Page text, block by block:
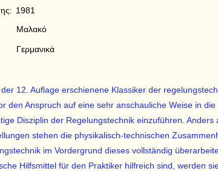
1981
Μαλακό
Γερμανικά
12. Auflage erschienene Klassiker der
den Anspruch auf eine sehr anschauliche Weise in
Disziplin der Regelungstechnik einzuführen. Anders
stehen die physikalisch-technischen
im Vordergrund dieses vollständig
Hilfsmittel für den Praktiker hilfreich sind, werden